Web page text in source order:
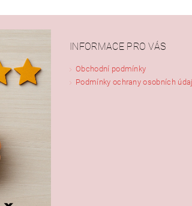
INFORMACE PRO VÁS
Obchodní podmínky
Podmínky ochrany osobních